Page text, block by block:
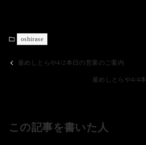
oshirase
釜めしとらや4/2本日の営業のご案内
釜めしとらや4/4
この記事を書いた人